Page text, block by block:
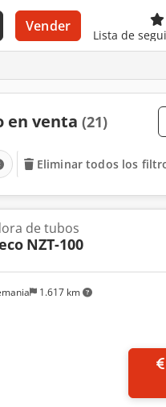
Vender
Lista de
en venta (21)
Eliminar todos los
1.617 km
de tubos
NZT-100